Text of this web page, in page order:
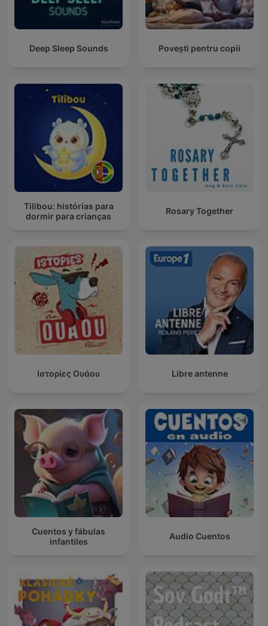
Deep Sleep Sounds Povești pentru copii
Tilibou: histórias para
dormir para crianças
Rosary Together
Ιστορίες Ουάου Libre antenne
Cuentos y fábulas
infantiles
Audio Cuentos